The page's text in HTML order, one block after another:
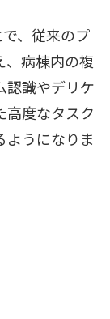
、従来のプ
、病棟内の複
認識やデリケ
高度なタスク
ようになりま